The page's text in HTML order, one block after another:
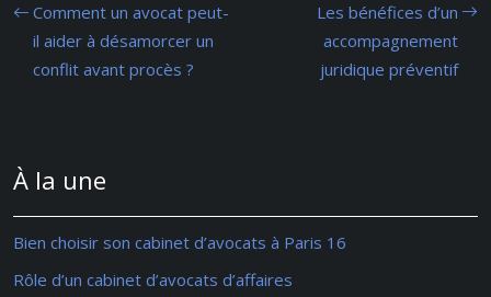
Comment un avocat peut-
il aider à désamorcer un
conflit avant procès ?
Les bénéfices d’un
accompagnement
juridique préventif
À la une
Bien choisir son cabinet d’avocats à Paris 16
Rôle d’un cabinet d’avocats d’affaires